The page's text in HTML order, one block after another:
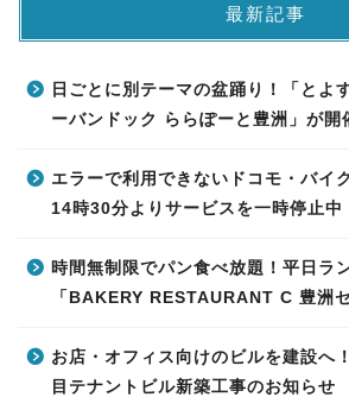
最新記事
日ごとに別テーマの盆踊り！「と
ーバンドック ららぽーと豊洲」が開
エラーで利用できないドコモ・バイ
14時30分よりサービスを一時停止中
時間無制限でパン食べ放題！平日ラ
「BAKERY RESTAURANT C 豊洲
お店・オフィス向けのビルを建設へ
目テナントビル新築工事のお知らせ